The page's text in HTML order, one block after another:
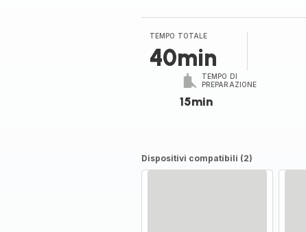
TEMPO TOTALE
40min
TEMPO DI
PREPARAZIONE
15min
Dispositivi compatibili (2)